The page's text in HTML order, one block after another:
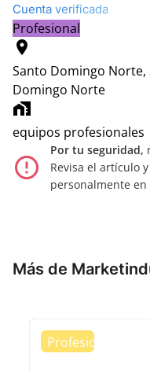
Cuenta verificada
Profesional
location_on
Santo Domingo Norte,
Domingo Norte
home_work
equipos profesionales
error_outline
Por tu seguridad,
Revisa el artículo
personalmente
Más de